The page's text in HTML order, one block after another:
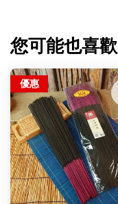
您可能也喜歡
優惠